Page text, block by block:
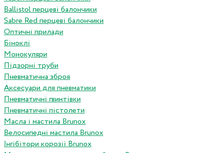
Ballistol перцеві балончики
Sabre Red перцеві балончики
Оптичні прилади
Біноклі
Монокуляри
Підзорні труби
Пневматична зброя
Аксесуари для пневматики
Пневматичні гвинтівки
Пневматичні пістолети
Масла і мастила Brunox
Велосипедні мастила Brunox
Інгібітори корозії Brunox